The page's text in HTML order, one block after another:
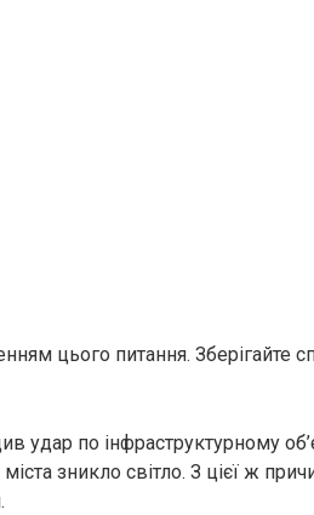
цього питання. Зберігайте
удар по інфраструктурному
зникло світло. З цієї ж